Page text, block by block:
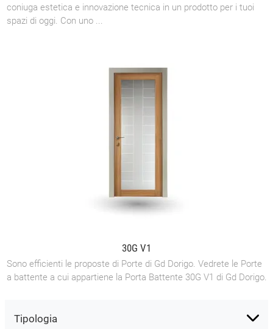
Tipologia
coniuga estetica e innovazione tecnica in un prodotto per i tuoi
spazi di oggi. Con uno ...
30G V1
Sono efficienti le proposte di Porte di Gd Dorigo. Vedrete le Porte
a battente a cui appartiene la Porta Battente 30G V1 di Gd Dorigo.